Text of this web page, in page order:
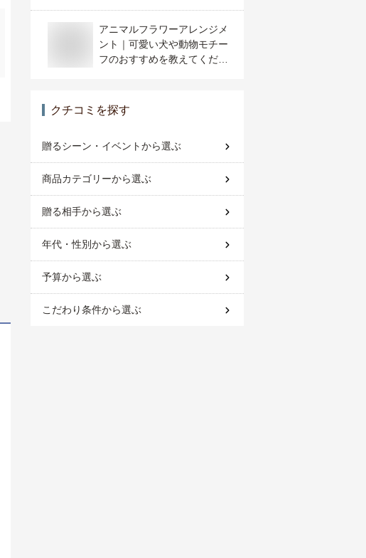
アニマルフラワーアレンジメ
ント｜可愛い犬や動物モチー
フのおすすめを教えてくださ
クチコミを探す
贈るシーン・イベントから選ぶ
商品カテゴリーから選ぶ
贈る相手から選ぶ
年代・性別から選ぶ
予算から選ぶ
こだわり条件から選ぶ